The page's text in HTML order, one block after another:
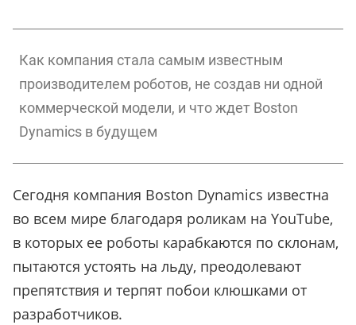
Как компания стала самым известным
производителем роботов, не создав ни одной
коммерческой модели, и что ждет Boston
Dynamics в будущем
Сегодня компания Boston Dynamics известна
во всем мире благодаря роликам на YouTube,
в которых ее роботы карабкаются по склонам,
пытаются устоять на льду, преодолевают
препятствия и терпят побои клюшками от
разработчиков.